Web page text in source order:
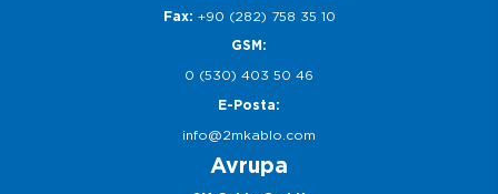
Fax: +90 (282) 758 35 10
GSM:
0 (530) 403 50 46
E-Posta:
info@2mkablo.com
Avrupa